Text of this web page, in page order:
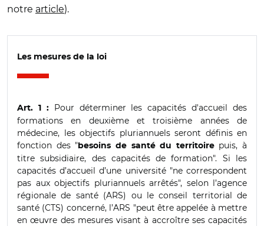
notre article).
Les mesures de la loi
Art. 1 : Pour déterminer les capacités d'accueil des
formations en deuxième et troisième années de
médecine, les objectifs pluriannuels seront définis en
fonction des " besoins de santé du territoirepuis, à
titre subsidiaire, des capacités de formation". Si les
capacités d’accueil d’une université "ne correspondent
pas aux objectifs pluriannuels arrêtés", selon l’agence
régionale de santé (ARS) ou le conseil territorial de
santé (CTS) concerné, l’ARS "peut être appelée à mettre
en œuvre des mesures visant à accroître ses capacités